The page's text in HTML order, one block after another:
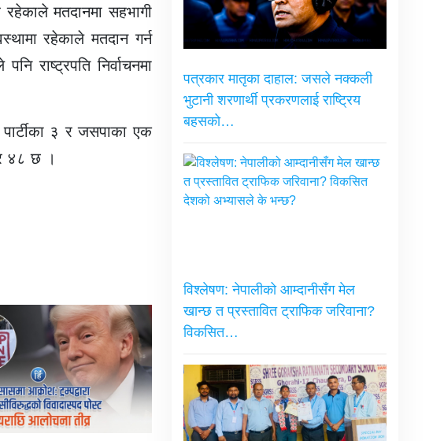
मतदानमा सहभागी
रहेकाले मतदान गर्न
राष्ट्रपति निर्वाचनमा
३ र जसपाका एक
४८ छ ।
पत्रकार मातृका दाहाल: जसले नक्कली
भुटानी शरणार्थी प्रकरणलाई राष्ट्रिय
बहसको…
विश्लेषण: नेपालीको आम्दानीसँग मेल
खान्छ त प्रस्तावित ट्राफिक जरिवाना?
विकसित…